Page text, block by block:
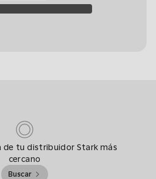
de tu distribuidor Stark más
cercano
Buscar